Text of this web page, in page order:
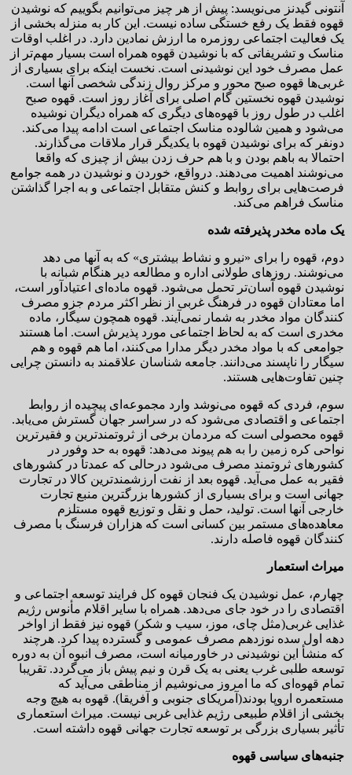
آنتونی گیدنز می‌نویسد: پیش از هر چیز می‌توانیم بگوییم که نوشیدن
قهوه فقط یک رفع خستگی ساده نیست. این کار به منزله بخشی از
یک فعالیت اجتماعی روزمره ما ارزش نمادین دارد. در اغلب اوقات
مناسک و تشریفاتی که با نوشیدن قهوه همراه است بسیار مهم‌تر از
عمل مصرف خود این نوشیدنی است. نخست اینکه برای بسیاری از
غربی‌ها قهوه صبح محور و مرکز روال زندگی شخصی آنها است.
نوشیدن قهوه نخستین گام اصلی برای آغاز روز است. قهوه صبح
اغلب در طول روز با قهوه‌های دیگری که همراه دیگران نوشیده
می‌شود و همین شالوده مناسک اجتماعی است ادامه پیدا می‌کند.
دونفر که برای نوشیدن قهوه با یکدیگر قرار ملاقات می‌گذارند.
احتمالا به باهم بودن و با هم حرف زدن بیش از چیزی که واقعا
می‌نوشند اهمیت می‌دهند. درواقع، خوردن و نوشیدن در همه جوامع
فرصت‌هایی برای روابط و کنش متقابل اجتماعی و به اجرا گذاشتن
مناسک فراهم می‌کند.
یک ماده مخدر پذیرفته شده
دوم، قهوه را برای «نیرو و نشاط بیشتری» که به آنها می دهد
می‌نوشند. روزهای طولانی اداره و مطالعه دیر هنگام شبانه با
نوشیدن قهوه آسان‌تر تحمل می‌شود. قهوه ماده‌ای اعتیادآور است،
اما معتادان قهوه در فرهنگ غربی از نظر اکثر مردم جزو مصرف
کنندگان مواد مخدر به شمار نمی‌آیند. قهوه همچون سیگار، ماده
مخدری است که به لحاظ اجتماعی مورد پذیرش است. اما هستند
جوامعی که با مواد مخدر دیگر مدارا می‌کنند، اما هم قهوه و هم
سیگار را ناپسند می‌دانند. جامعه شناسان علاقمند به دانستن چرایی
چنین تفاوت‌هایی هستند.
سوم، فردی که قهوه می‌نوشد وارد مجموعه‌ای پیچیده از روابط
اجتماعی و اقتصادی می‌شود که در سراسر جهان گسترش می‌یابد.
قهوه محصولی است که مردمان برخی از ثروتمندترین و فقیرترین
نواحی کره زمین را به هم پیوند می‌دهد: قهوه به حد وفور در
کشورهای ثروتمند مصرف می‌شود درحالی که عمدتاً در کشورهای
فقیر به عمل می‌آید. قهوه بعد از نفت ارزشمندترین کالا در تجارت
جهانی است و برای بسیاری از کشورها بزرگترین منبع تجارت
خارجی آنها است. تولید، حمل و نقل و توزیع قهوه مستلزم
معاهده‌های مستمر بین کسانی است که هزاران فرسنگ با مصرف
کنندگان قهوه فاصله دارند.
میراث استعمار
چهارم، عمل نوشیدن یک فنجان قهوه کل فرایند توسعه اجتماعی و
اقتصادی را در خود جای می‌دهد. همراه با سایر اقلام مأنوس رژیم
غذایی غربی(مثل چای، موز، سیب و شکر) قهوه نیز فقط از اواخر
دهه اول سده نوزدهم مصرف عمومی و گسترده پیدا کرد. هرچند
که منشأ این نوشیدنی در خاورمیانه است، مصرف انبوه آن به دوره
توسعه طلبی غرب یعنی به یک قرن و نیم پیش باز می‌گردد. تقریبا
تمام قهوه‌ای که ما امروز می‌نوشیم از مناطقی می‌آید که
مستعمره اروپا بودند(آمریکای جنوبی و آفریقا). قهوه به هیچ وجه
بخشی از اقلام طبیعی رژیم غذایی غربی نیست. میراث استعماری
تأثیر بسیاری بزرگی بر توسعه تجارت جهانی قهوه داشته است.
جنبه‌های سیاسی قهوه